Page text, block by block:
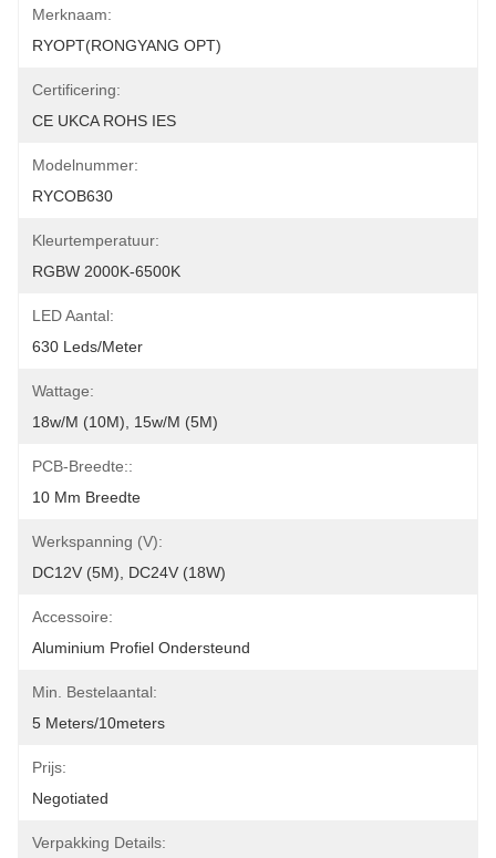
Merknaam:
RYOPT(RONGYANG OPT)
Certificering:
CE UKCA ROHS IES
Modelnummer:
RYCOB630
Kleurtemperatuur:
RGBW 2000K-6500K
LED Aantal:
630 Leds/meter
Wattage:
18w/m (10M), 15w/m (5M)
PCB-Breedte::
10 Mm Breedte
Werkspanning (v):
DC12V (5M), DC24V (18W)
Accessoire:
Aluminium Profiel Ondersteund
Min. Bestelaantal:
5 Meters/10meters
Prijs:
Negotiated
Verpakking Details: